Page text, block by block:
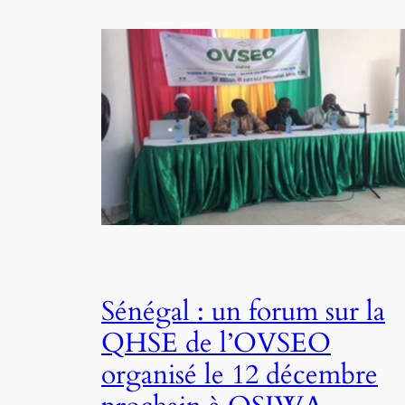
Sénégal : un forum sur la
QHSE de l’OVSEO
organisé le 12 décembre